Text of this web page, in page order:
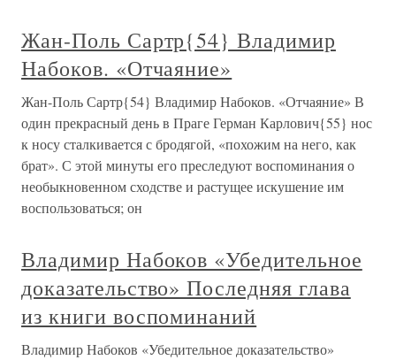
Жан-Поль Сартр{54} Владимир
Набоков. «Отчаяние»
Жан-Поль Сартр{54} Владимир Набоков. «Отчаяние» В
один прекрасный день в Праге Герман Карлович{55} нос
к носу сталкивается с бродягой, «похожим на него, как
брат». С этой минуты его преследуют воспоминания о
необыкновенном сходстве и растущее искушение им
воспользоваться; он
Владимир Набоков «Убедительное
доказательство» Последняя глава
из книги воспоминаний
Владимир Набоков «Убедительное доказательство»